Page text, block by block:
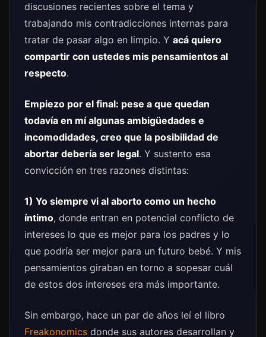
discusiones recientes sobre el tema y
trabajando mis contradicciones internas para
tratar de pasar algo en limpio. Y acá quiero
compartir con ustedes mis pensamientos al
respecto.
Empiezo por el final: pese a que quedan
todavía en mí algunas ambigüedades e
incomodidades, creo que la posibilidad de
abortar debería ser legal. Y sustento esa
convicción en tres razones distintas:
1) Yo siempre vi al aborto como un hecho
íntimo, donde entran en potencial conflicto de
intereses lo que es mejor para los padres y lo
que podría ser mejor para un futuro bebé. Y mis
pensamientos giraban en torno a sopesar cuál
de estos dos intereses era más importante.
Sin embargo, hace un par de años leí el libro
Freakonomics donde sus autores desarrollan y